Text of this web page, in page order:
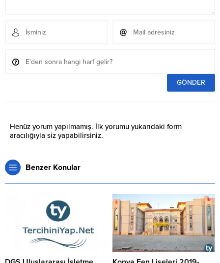
Henüz yorum yapılmamış. İlk yorumu yukarıdaki form
aracılığıyla siz yapabilirsiniz.
Benzer Konular